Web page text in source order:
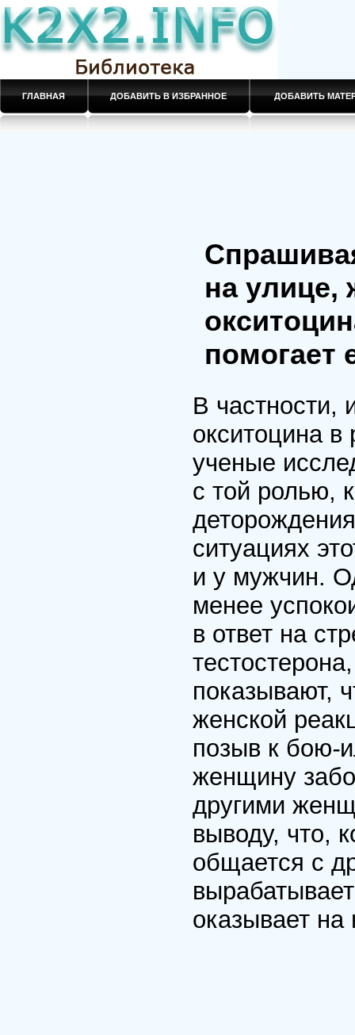
ГЛАВНАЯ ДОБАВИТЬ В ИЗБРАННОЕ ДОБАВИТЬ
на улице,
помогает
В частности,
окситоцина
ученые
с той ролью,
ситуациях
и у мужчин.
менее
в ответ на
показывают,
женской
позыв к бою-
женщину
другими
выводу, что,
общается с
оказывает